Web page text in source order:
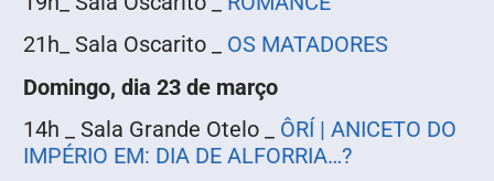
21h_ Sala Oscarito _ OS MATADORES
Domingo, dia 23 de março
14h _ Sala Grande Otelo _ ÔRÍ | ANICETO DO
IMPÉRIO EM: DIA DE ALFORRIA…?